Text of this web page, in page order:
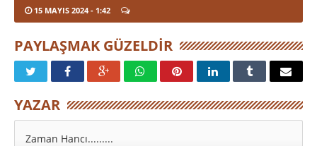
15 MAYIS 2024- 1:42
PAYLAŞMAK GÜZELDIR
YAZAR
Zaman Hancı.........